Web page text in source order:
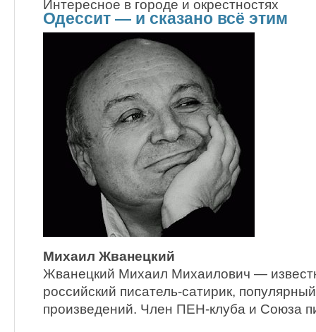
Интересное в городе и окрестностях
Одессит — и сказано всё этим
Михаил Жванецкий
Жванецкий Михаил Михаилович —
российский писатель-сатирик,
произведений. Член ПЕН-клуба и Союза